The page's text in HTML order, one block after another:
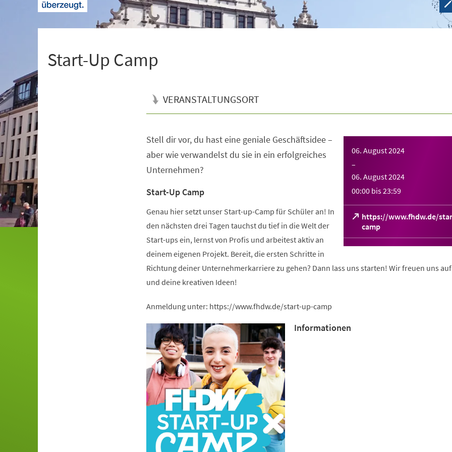
Start-Up Camp
VERANSTALTUNGSORT
06. August 2024
–
06. August 2024
00:00 bis23:59
https://www.fhdw.de/
camp
(Öffnet
in
einem
Tab)
Stell dir vor, du hast ei­ne ge­nia­le Ge­schäfts­idee –
aber wie ver­wan­delst du sie in ein er­folg­rei­ches
Un­ter­neh­men?
Start-Up Camp
Genau hier setzt unser Start-up-Camp für Schüler an! In
den nächsten drei Tagen tauchst du tief in die Welt der
Start-ups ein, lernst von Profis und arbeitest aktiv an
deinem eigenen Projekt. Bereit, die ersten Schritte in
Richtung deiner Unternehmerkarriere zu gehen? Dann lass uns starten! Wir freuen uns
und deine kreativen Ideen!
Anmeldung unter: https://www.fhdw.de/start-up-camp
Informationen